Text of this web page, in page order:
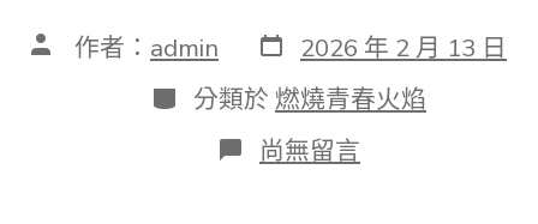
文 作者： admin 發
表
日
期
2026 年 2 月 13 日
分
類
分類於 燃燒青春火焰
在
〈森
尚無留言